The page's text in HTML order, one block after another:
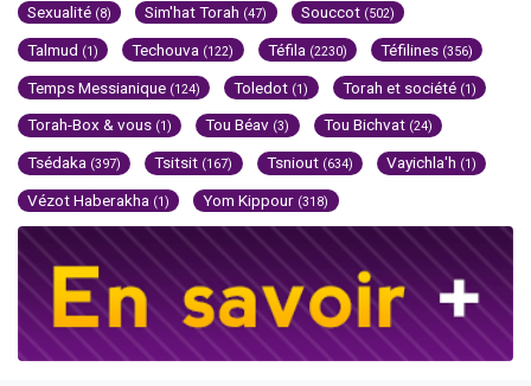
Sexualité (8) Sim'hat Torah (47) Souccot (502)
Talmud (1) Techouva (122) Téfila (2230) Téfilines (356)
Temps Messianique (124) Toledot (1) Torah et société (1)
Torah-Box & vous (1) Tou Béav (3) Tou Bichvat (24)
Tsédaka (397) Tsitsit (167) Tsniout (634) Vayichla'h (1)
Vézot Haberakha (1) Yom Kippour (318)